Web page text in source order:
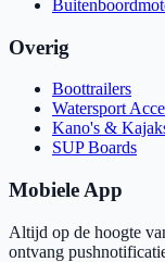
Overig
Boottrailers
Watersport
Kano's &
SUP Boards
Mobiele App
Altijd op de hoogte
ontvang